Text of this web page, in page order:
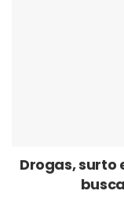
Drogas, surto